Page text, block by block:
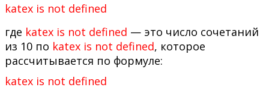
katex is not defined
где katex is not defined — это число сочетаний
из 10 по katex is not defined, которое
рассчитывается по формуле:
katex is not defined